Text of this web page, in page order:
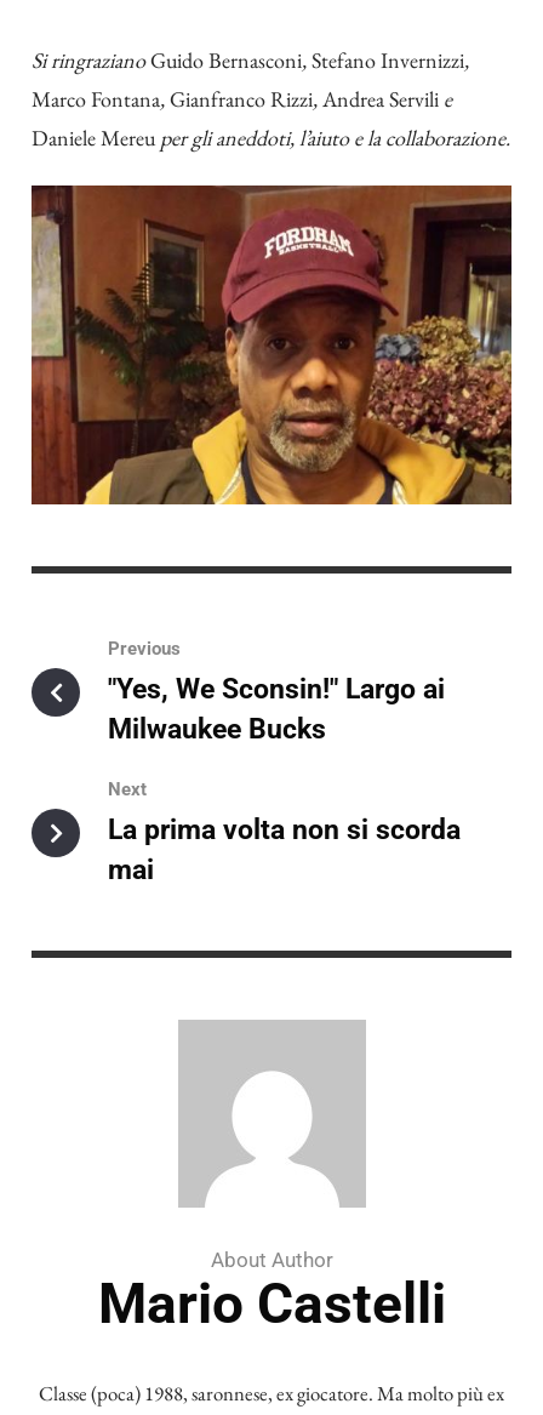
Si ringrazianoGuido Bernasconi,Stefano Invernizzi,
Marco Fontana,Gianfranco Rizzi,Andrea Servili e
Daniele Mereuper gli aneddoti, l’aiuto e la collaborazione.
Previous
"Yes, We Sconsin!" Largo ai
Milwaukee Bucks
Next
La prima volta non si scorda
mai
About Author
Mario Castelli
Classe (poca) 1988, saronnese, ex giocatore. Ma molto più ex